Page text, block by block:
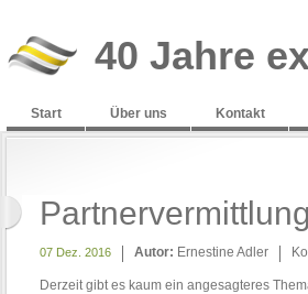
40 Jahre
Start Über uns Kontakt
07 Dez. 2016 Autor: Ernestine Adler
Derzeit gibt es kaum ein angesagteres